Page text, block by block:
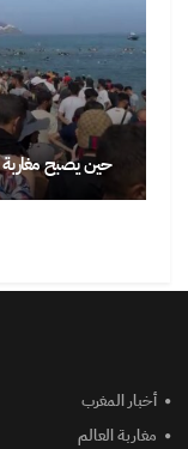
حين يصبح مغاربة
أخبار المغرب
مغاربة العالم